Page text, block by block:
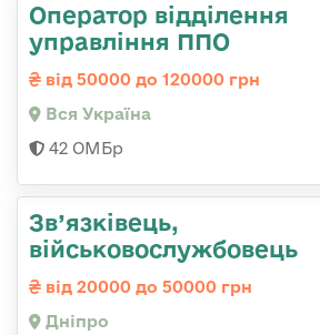
Оператор відділення
управління ППО
від 50000 до 120000 грн
Вся Україна
42 ОМБр
Зв’язківець,
військовослужбовець
від 20000 до 50000 грн
Дніпро